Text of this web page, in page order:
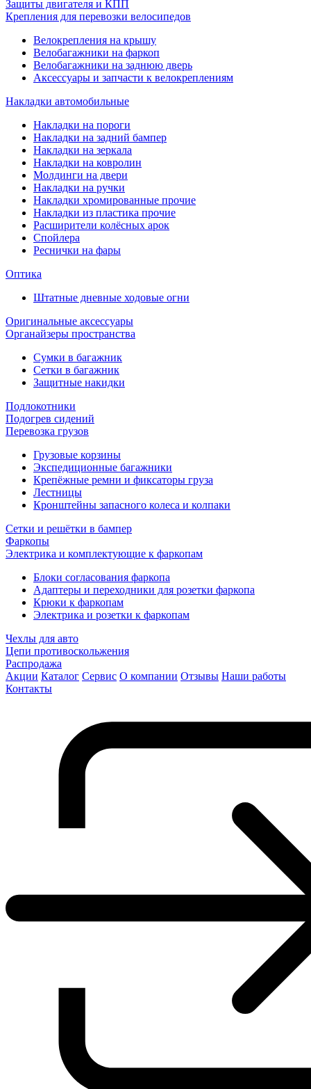
Защиты двигателя и КПП
Крепления для перевозки велосипедов
Велокрепления на крышу
Велобагажники на фаркоп
Велобагажники на заднюю дверь
Аксессуары и запчасти к велокреплениям
Накладки автомобильные
Накладки на пороги
Накладки на задний бампер
Накладки на зеркала
Накладки на ковролин
Молдинги на двери
Накладки на ручки
Накладки хромированные прочие
Накладки из пластика прочие
Расширители колёсных арок
Спойлера
Реснички на фары
Оптика
Штатные дневные ходовые огни
Оригинальные аксессуары
Органайзеры пространства
Сумки в багажник
Сетки в багажник
Защитные накидки
Подлокотники
Подогрев сидений
Перевозка грузов
Грузовые корзины
Экспедиционные багажники
Крепёжные ремни и фиксаторы груза
Лестницы
Кронштейны запасного колеса и колпаки
Сетки и решётки в бампер
Фаркопы
Электрика и комплектующие к фаркопам
Блоки согласования фаркопа
Адаптеры и переходники для розетки фаркопа
Крюки к фаркопам
Электрика и розетки к фаркопам
Чехлы для авто
Цепи противоскольжения
Распродажа
Акции Каталог Сервис О компании Отзывы Наши работы
Контакты